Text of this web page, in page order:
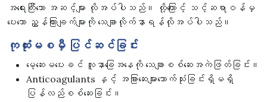
အရေးကြီးသော အဆင့်များ လိုအပ်ပါသည်။ ထို့ကြောင့် သင့်ဆရာဝန်မှ
ပေးသော ညွှန်ကြားချက်များကို သေချာလိုက်နာရန်လိုအပ်ပါသည်။
ကုထုံးမစမှီ ပြင်ဆင်ခြင်း
မေ့ဆေးမပေးခင် လူနာခြေအနေကို သေချာစစ်ဆေးအကဲဖြတ်ခြင်း။
Anticoagulants နှင့် အခြားဆေးများသောက်သုံးခြင်းရှိမရှိ
ပြန်လည်စစ်ဆေးခြင်း။